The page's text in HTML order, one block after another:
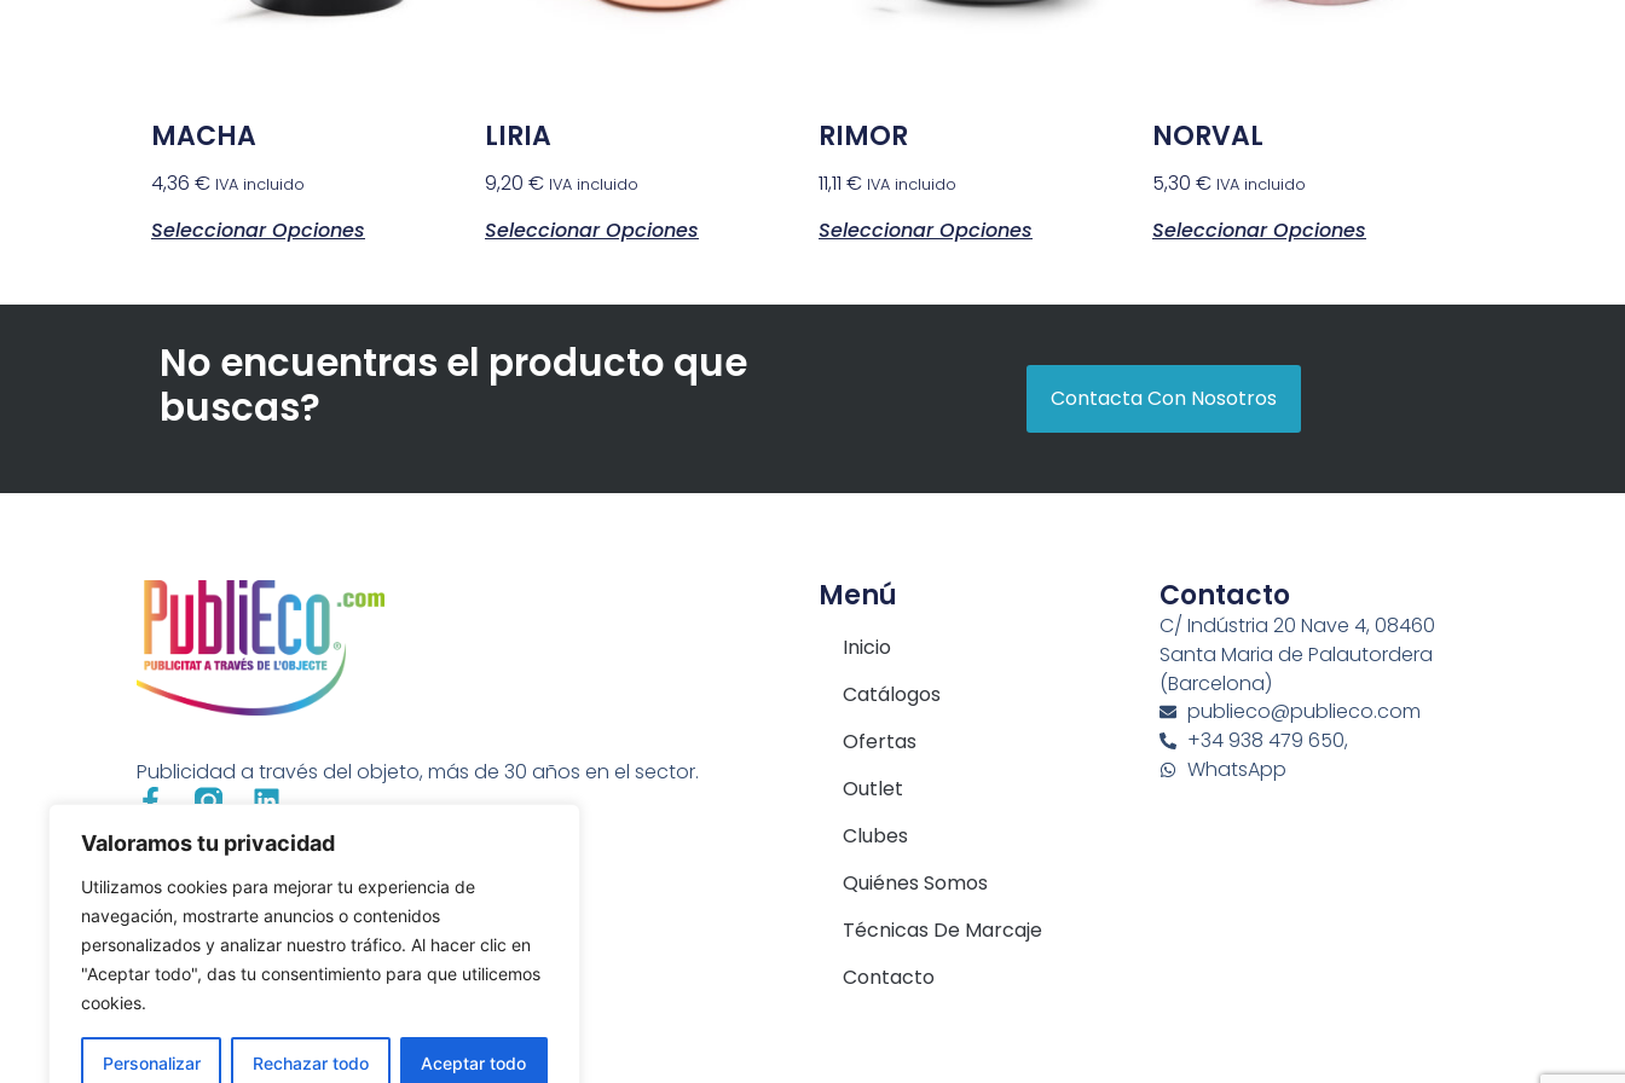
Valoramos tu privacidad
Utilizamos cookies para mejorar tu experiencia de
navegación, mostrarte anuncios o contenidos
personalizados y analizar nuestro tráfico. Al hacer clic en
"Aceptar todo", das tu consentimiento para que utilicemos
cookies.
Personalizar Rechazar todo Aceptar todo
MACHA
4,36 € IVA incluido
Seleccionar Opciones
LIRIA
9,20 € IVA incluido
Seleccionar Opciones
RIMOR
11,11 € IVA incluido
Seleccionar Opciones
NORVAL
5,30 € IVA incluido
Seleccionar Opciones
No encuentras el producto que
buscas?
Contacta Con Nosotros
Publicidad a través del objeto, más de 30 años en el sector.
Menú
Inicio
Catálogos
Ofertas
Outlet
Clubes
Quiénes Somos
Técnicas De Marcaje
Contacto
Contacto
C/ Indústria 20 Nave 4, 08460
Santa Maria de Palautordera
(Barcelona)
publieco@publieco.com
+34 938 479 650,
WhatsApp